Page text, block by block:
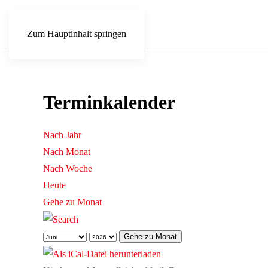
Zum Hauptinhalt springen
Terminkalender
Nach Jahr
Nach Monat
Nach Woche
Heute
Gehe zu Monat
Gehe zu Monat